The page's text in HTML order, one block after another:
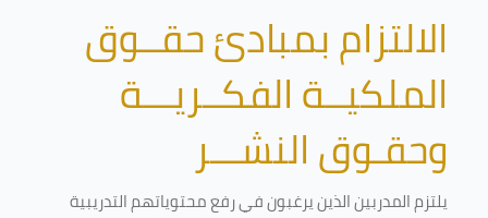
الالتزام بمبادئ حقــوق
الملكيــة الفكــريـــة
وحقـوق النشـــر
يلتزم المدربين الذين يرغبون في رفع محتوياتهم التدريبية